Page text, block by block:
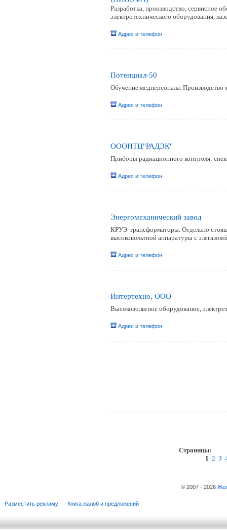
Разработка, производство, сервисное
электротехнического оборудования,
Адрес и телефон
Потенциал-50
Обучение медперсонала. Производство
Адрес и телефон
ОООНТЦ"РАДЭК"
Приборы радиационного контроля:
Адрес и телефон
Энергомеханический завод
КРУЭ-трансформаторы. Отдельно
высоковольтной аппаратуры с
Адрес и телефон
Интертехно, ООО
Высоковольтное оборудование,
Адрес и телефон
Страницы:
1 2 3
© 2007 - 2026
Разместить рекламу Книга жалоб и предложений